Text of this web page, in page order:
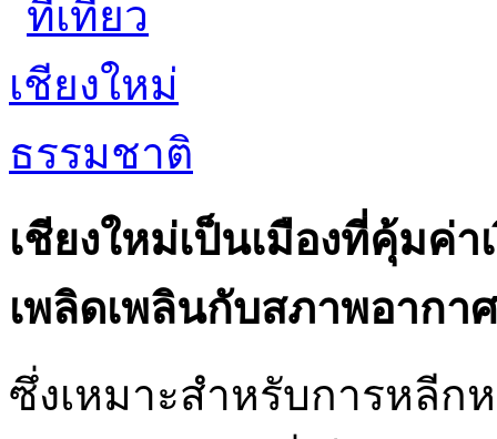
เชียงใหม่เป็นเมืองที่คุ้มค่
เพลิดเพลินกับสภาพอากา
ซึ่งเหมาะสำหรับการหลีก